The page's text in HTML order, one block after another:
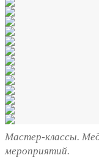
Мастер-классы.
мероприятий.